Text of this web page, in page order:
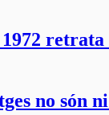
1972
no